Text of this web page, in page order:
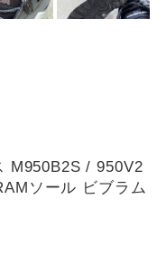
M950B2S / 950V2
ソール ビブラム